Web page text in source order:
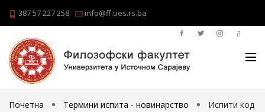
387 57 227 258 info@ff.ues.rs.ba
Почетна Термини испита - новинарство
Испити код